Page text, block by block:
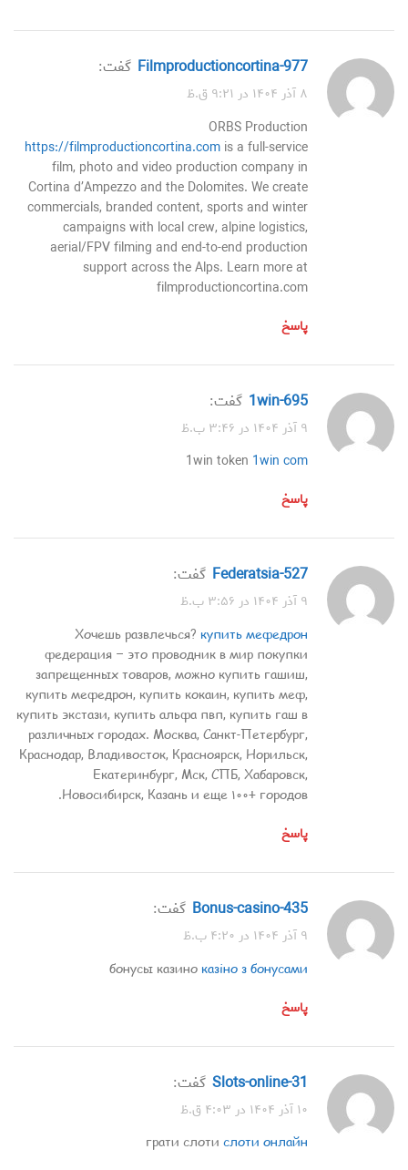
filmproductioncortina-977 گفت:
۸ آذر ۱۴۰۴ در ۹:۲۱ ق.ظ
ORBS Production
https://filmproductioncortina.com is a full-service
film, photo and video production company in
Cortina d’Ampezzo and the Dolomites. We create
commercials, branded content, sports and winter
campaigns with local crew, alpine logistics,
aerial/FPV filming and end-to-end production
support across the Alps. Learn more at
filmproductioncortina.com
پاسخ
1win-695 گفت:
۹ آذر ۱۴۰۴ در ۳:۴۶ ب.ظ
1win token 1win com
پاسخ
federatsia-527 گفت:
۹ آذر ۱۴۰۴ در ۳:۵۶ ب.ظ
Хочешь развлечься? купить мефедрон
федерация – это проводник в мир покупки
запрещенных товаров, можно купить гашиш,
купить мефедрон, купить кокаин, купить меф,
купить экстази, купить альфа пвп, купить гаш в
различных городах. Москва, Санкт-Петербург,
Краснодар, Владивосток, Красноярск, Норильск,
Екатеринбург, Мск, СПБ, Хабаровск,
Новосибирск, Казань и еще ۱۰۰+ городов.
پاسخ
bonus-casino-435 گفت:
۹ آذر ۱۴۰۴ در ۴:۲۰ ب.ظ
бонусы казиноказіно з бонусами
پاسخ
slots-online-31 گفت:
۱۰ آذر ۱۴۰۴ در ۴:۰۳ ق.ظ
грати слоти слоти онлайн